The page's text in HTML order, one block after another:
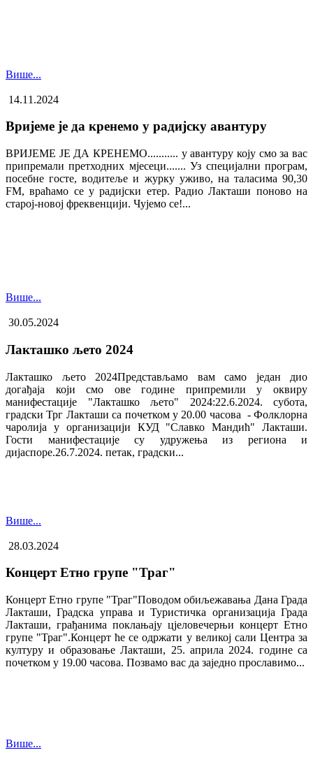
Више...
14.11.2024
Вријеме је да кренемо у радијску авантуру
ВРИЈЕМЕ ЈЕ ДА КРЕНЕМО........... у авантуру коју смо за вас
припремали претходних мјесеци....... Уз специјални програм,
посебне госте, водитеље и журку уживо, на таласима 90,30
FM, враћамо се у радијски етер. Радио Лакташи поново на
старој-новој фреквенцији. Чујемо се!...
Више...
30.05.2024
Лакташко љето 2024
Лакташко љето 2024Представљамо вам само један дио
догађаја који смо ове године припремили у оквиру
манифестације "Лакташко љето" 2024:22.6.2024. субота,
градски Трг Лакташи са почетком у 20.00 часова - Фолклорна
чаролија у организацији КУД "Славко Мандић" Лакташи.
Гости манифестације су удружења из региона и
дијаспоре.26.7.2024. петак, градски...
Више...
28.03.2024
Концерт Етно групе "Траг"
Концерт Етно групе "Траг"Поводом обиљежавања Дана Града
Лакташи, Градска управа и Туристичка организација Града
Лакташи, грађанима поклањају цјеловечерњи концерт Етно
групе "Траг".Концерт ће се одржати у великој сали Центра за
културу и образовање Лакташи, 25. априла 2024. године са
почетком у 19.00 часова. Позвамо вас да заједно прославимо...
Више...